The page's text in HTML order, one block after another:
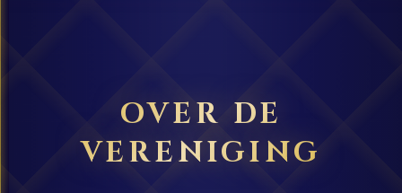
OVER DE
VERENIGING